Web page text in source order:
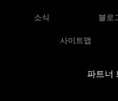
소식 블로
사이트맵
파트너